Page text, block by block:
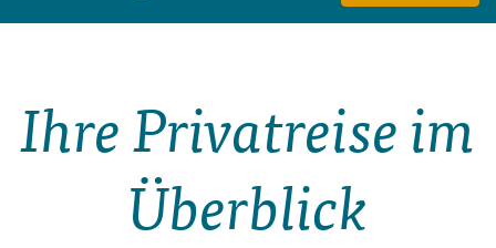
Ihre Privatreise im
Überblick